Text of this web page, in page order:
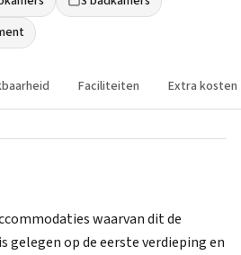
Faciliteiten Extra kosten
waarvan dit de
gelegen op de eerste verdieping en